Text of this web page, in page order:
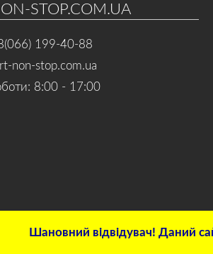
STOP.COM.UA
199-40-88
non-stop.com.ua
8:00 - 17:00
Шановний відвідувач! Даний